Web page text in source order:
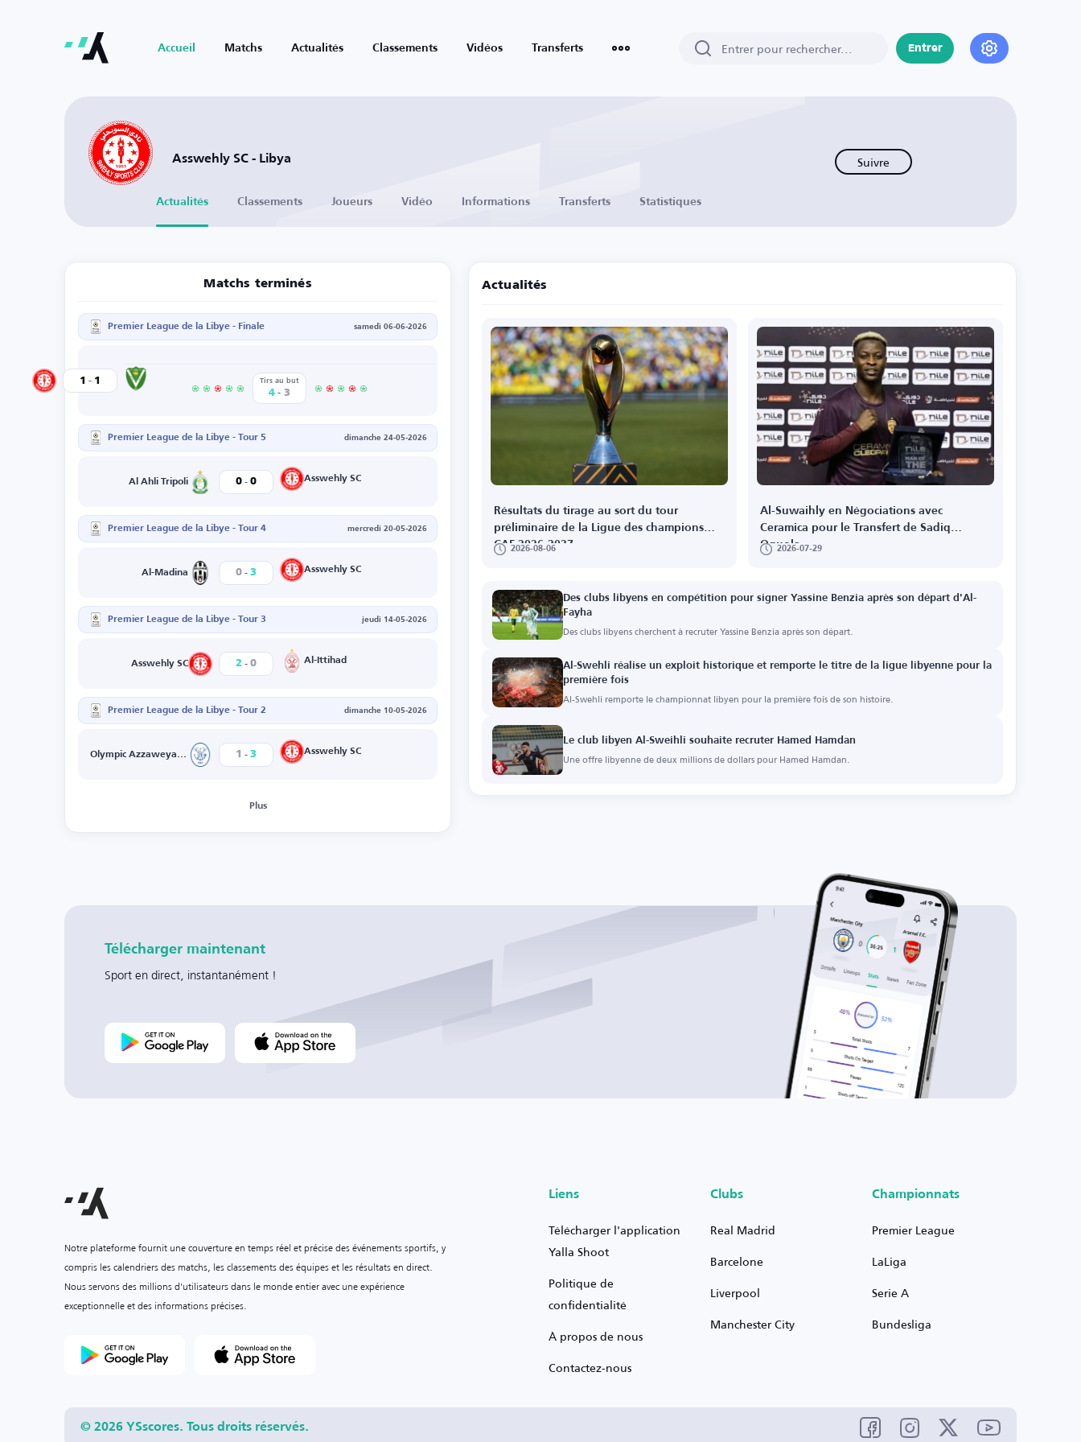
Accueil Matchs Actualités Classements Vidéos Transferts Entrer
Asswehly SC - Libya Suivre
Actualités Classements Joueurs Vidéo Informations Transferts Statistiques
Matchs terminés
Premier League de la Libye - Finale samedi 06-06-2026
Asswehly SC
1 - 1 Tirs au but
4 - 3
Premier League de la Libye - Tour 5 dimanche 24-05-2026
Al Ahli Tripoli 0 - 0 Asswehly SC
Premier League de la Libye - Tour 4 mercredi 20-05-2026
Al-Madina 0 - 3 Asswehly SC
Premier League de la Libye - Tour 3 jeudi 14-05-2026
Asswehly SC 2 - 0 Al-Ittihad
Premier League de la Libye - Tour 2 dimanche 10-05-2026
Olympic Azzaweya SC 1 - 3 Asswehly SC
Plus
Actualités
Résultats du tirage au sort du tour
préliminaire de la Ligue des champions
CAF 2026-2027
2026-08-06
Al-Suwaihly en Négociations avec
Ceramica pour le Transfert de Sadiq
Oguola
2026-07-29
Des clubs libyens en compétition pour signer Yassine Benzia après son départ d'Al-
Fayha
Des clubs libyens cherchent à recruter Yassine Benzia après son départ.
Al-Swehli réalise un exploit historique et remporte le titre de la ligue libyenne pour la
première fois
Al-Swehli remporte le championnat libyen pour la première fois de son histoire.
Le club libyen Al-Sweihli souhaite recruter Hamed Hamdan
Une offre libyenne de deux millions de dollars pour Hamed Hamdan.
Télécharger maintenant
Sport en direct, instantanément !
Notre plateforme fournit une couverture en temps réel et précise des événements sportifs, y
compris les calendriers des matchs, les classements des équipes et les résultats en direct.
Nous servons des millions d'utilisateurs dans le monde entier avec une expérience
exceptionnelle et des informations précises.
Liens
Télécharger l'application
Yalla Shoot
Politique de
confidentialité
À propos de nous
Contactez-nous
Clubs
Real Madrid
Barcelone
Liverpool
Manchester City
Championnats
Premier League
LaLiga
Serie A
Bundesliga
© 2026 YSscores. Tous droits réservés.